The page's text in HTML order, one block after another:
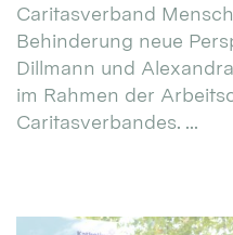
Caritasverband
Behinderung neue
Dillmann und
im Rahmen der
Caritasverbandes. ...